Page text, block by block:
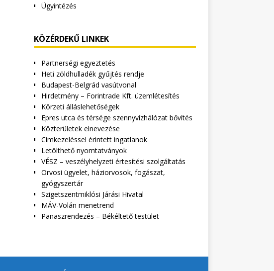
Ügyintézés
KÖZÉRDEKŰ LINKEK
Partnerségi egyeztetés
Heti zöldhulladék gyűjtés rendje
Budapest-Belgrád vasútvonal
Hirdetmény – Forintrade Kft. üzemlétesítés
Körzeti álláslehetőségek
Epres utca és térsége szennyvízhálózat bővítés
Közterületek elnevezése
Címkezeléssel érintett ingatlanok
Letölthető nyomtatványok
VÉSZ – veszélyhelyzeti értesítési szolgáltatás
Orvosi ügyelet, háziorvosok, fogászat,
gyógyszertár
Szigetszentmiklósi Járási Hivatal
MÁV-Volán menetrend
Panaszrendezés – Békéltető testület